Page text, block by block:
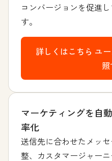
コンバージョンを促進
す。
詳しくはこちら ユ
照
マーケティングを自
率化
送信先に合わせたメッ
整、カスタマージャー